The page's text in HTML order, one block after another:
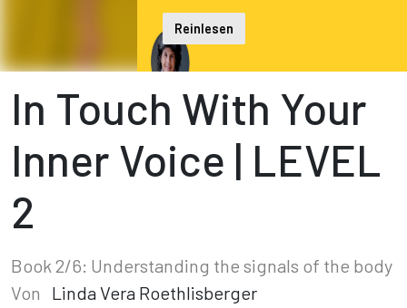
Reinlesen
In Touch With Your
Inner Voice | LEVEL
2
Book 2/6: Understanding the signals of the body
Von
Linda Vera Roethlisberger